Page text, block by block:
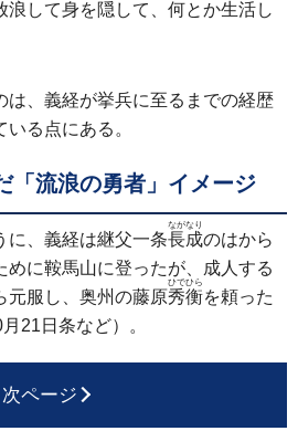
浪して身を隠して、何とか生活し
は、義経が挙兵に至るまでの経歴
る点にある。
「流浪の勇者」イメージ
に、義経は継父一条長成
ながなり
のはから
めに鞍馬山に登ったが、成人する
元服し、奥州の藤原秀衡
ひでひら
を頼った
21日条など）。
次ページ